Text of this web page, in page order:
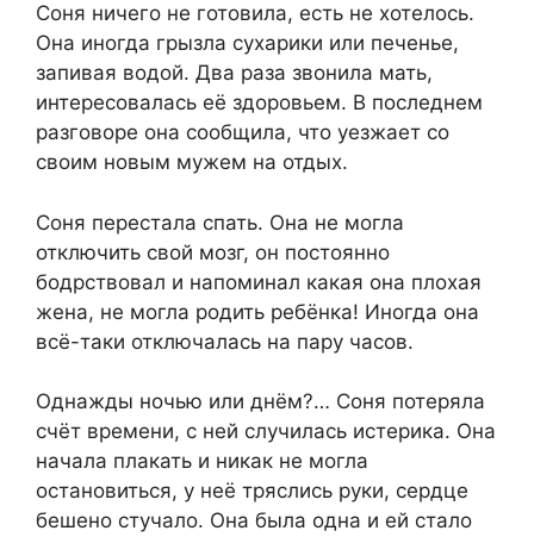
Соня ничего не готовила, есть не хотелось.
Она иногда грызла сухарики или печенье,
запивая водой. Два раза звонила мать,
интересовалась её здоровьем. В последнем
разговоре она сообщила, что уезжает со
своим новым мужем на отдых.
Соня перестала спать. Она не могла
отключить свой мозг, он постоянно
бодрствовал и напоминал какая она плохая
жена, не могла родить ребёнка! Иногда она
всё-таки отключалась на пару часов.
Однажды ночью или днём?… Соня потеряла
счёт времени, с ней случилась истерика. Она
начала плакать и никак не могла
остановиться, у неё тряслись руки, сердце
бешено стучало. Она была одна и ей стало